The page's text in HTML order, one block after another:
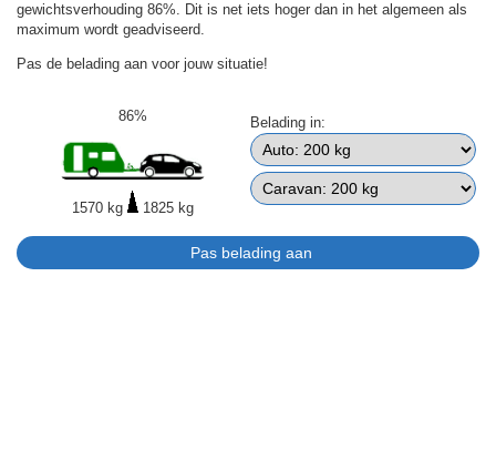
gewichtsverhouding 86%. Dit is net iets hoger dan in het algemeen als
maximum wordt geadviseerd.
Pas de belading aan voor jouw situatie!
86%
1570 kg 1825 kg
Belading in: